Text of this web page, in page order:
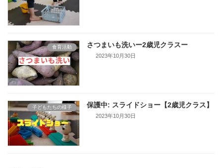
食育活動 さつまいも洗いー2歳児クラスー
2023年10月30日
子どもたちの様子 保護中: スライドショー【2歳児クラス】
2023年10月30日